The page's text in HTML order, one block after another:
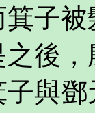
子
後
與